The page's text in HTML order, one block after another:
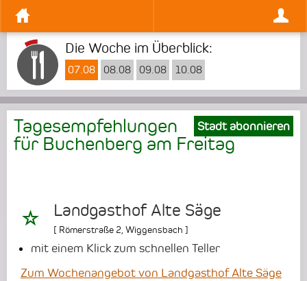
Die Woche im Überblick:
07.08 08.08 09.08 10.08
Stadt abonnieren
Tagesempfehlungen
für Buchenberg am Freitag
Landgasthof Alte Säge
[ Römerstraße 2,Wiggensbach ]
mit einem Klick zum schnellen Teller
Zum Wochenangebot von Landgasthof Alte Säge